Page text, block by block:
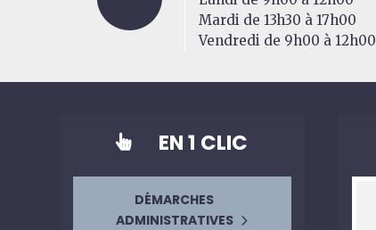
Mardi de 13h30 à 17h00
Vendredi de 9h00 à 12h00
 EN 1 CLIC
DÉMARCHES
ADMINISTRATIVES